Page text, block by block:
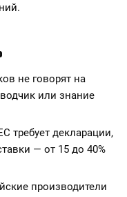
не говорят на
или знание
требует декларации,
— от 15 до 40%
производители